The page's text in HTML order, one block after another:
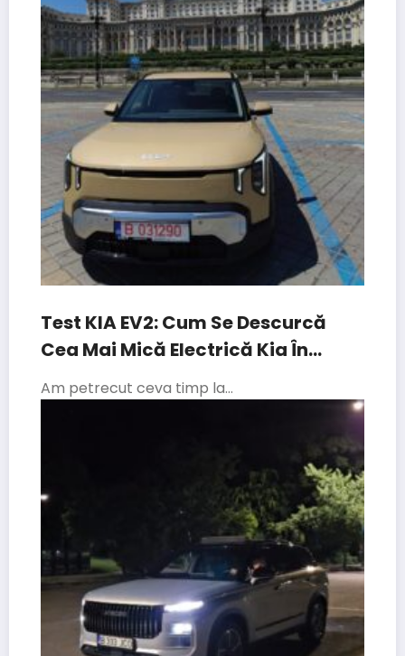
Test KIA EV2: Cum Se Descurcă
Cea Mai Mică Electrică Kia În
Traficul Din București
Am petrecut ceva timp la…